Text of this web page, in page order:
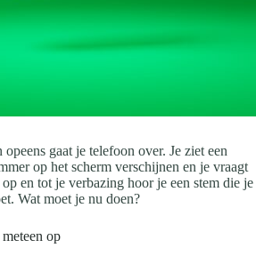
gaat je telefoon over. Je ziet een
op het scherm verschijnen en je vraagt
en tot je verbazing hoor je een stem die je
Wat moet je nu doen?
op